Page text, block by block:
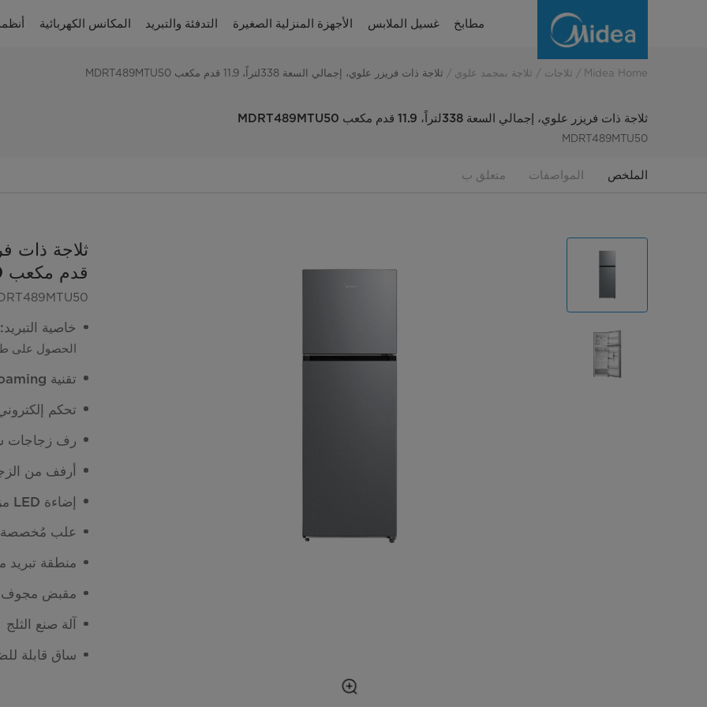
مطابخ غسيل الملابس الأجهزة المنزلية الصغيرة التدفئة والتبريد المكانس الكهربائية
Midea Home ثلاجات ثلاجة بمجمد علوي ثلاجة ذات فريزر علوي، إجمالي السعة 338لتراً، 11.9 قدم مكعب MDRT489MTU50
ثلاجة ذات فريزر علوي، إجمالي السعة 338لتراً، 11.9 قدم مكعب MDRT489MTU50
MDRT489MTU50
الملخص المواصفات متعلق ب
قدم مكعب MDRT489MTU50
خاصية
الحصول على
تقنية Ultra-thin Foaming
تحكم
رف زجاجات سعة
أرفف من
إضاءة LED مزدوجة
علب مُخصصة
منطقة تبريد
مقبض مجوف
آلة صنع الثلج
ساق قابلة